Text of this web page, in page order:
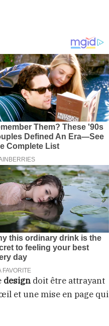
design doit être attrayant
et une mise en page qui